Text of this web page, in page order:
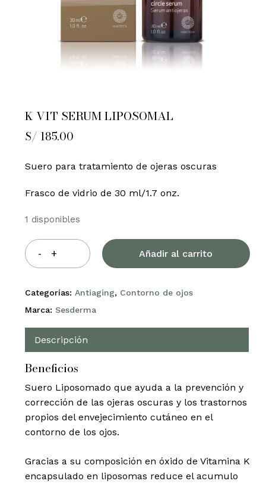
K VIT SERUM LIPOSOMAL
S/ 185.00
Suero para tratamiento de ojeras oscuras
Frasco de vidrio de 30 ml/1.7 onz.
1 disponibles
Añadir al carrito
Categorías: Antiaging, Contorno de ojos
Marca: Sesderma
Descripción
Beneficios
Suero Liposomado que ayuda a la prevención y
corrección de las ojeras oscuras y los trastornos
propios del envejecimiento cutáneo en el
contorno de los ojos.
Gracias a su composición en óxido de Vitamina K
encapsulado en liposomas reduce el acumulo